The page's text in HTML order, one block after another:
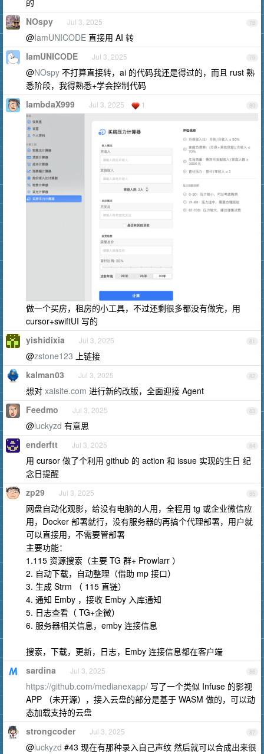
的
78
NOspy Jul 3, 2025
@IamUNICODE 直接用 AI 转
79
IamUNICODE Jul 3, 2025
@NOspy 不打算直接转，ai 的代码我还是得过的，而且 rust 熟
悉阶段，我得熟悉+学会控制代码
80
lambdaX999 Jul 3, 2025 1
做一个买房，租房的小工具，不过还剩很多都没有做完，用
cursor+swiftUI 写的
81
yishidixia Jul 3, 2025
@zstone123 上链接
82
kalman03 Jul 3, 2025
想对 xaisite.com 进行新的改版，全面迎接 Agent
83
Feedmo Jul 3, 2025
@luckyzd 有意思
84
enderftt Jul 3, 2025
用 cursor 做了个利用 github 的 action 和 issue 实现的生日 纪
念日提醒
85
zp29 Jul 3, 2025
网盘自动化观影，给没有电脑的人用，全程用 tg 或企业微信应
用，Docker 部署就行，没有服务器的再搞个代理部署，用户就
可以直接用，不需要管部署
主要功能：
1.115 资源搜索（主要 TG 群+ Prowlarr ）
2. 自动下载，自动整理（借助 mp 接口）
3. 生成 Strm （ 115 直链）
4. 通知 Emby ，接收 Emby 入库通知
5. 日志查看（ TG+企微）
6. 服务器相关信息，emby 连接信息
搜索，下载，更新，日志，Emby 连接信息都在客户端
86
sardina Jul 3, 2025
https://github.com/medianexapp/ 写了一个类似 Infuse 的影视
APP （未开源），接入云盘的部分是基于 WASM 做的，可以动
态加载支持的云盘
87
strongcoder Jul 3, 2025
@luckyzd #43 现在有那种录入自己声纹 然后就可以合成出来很